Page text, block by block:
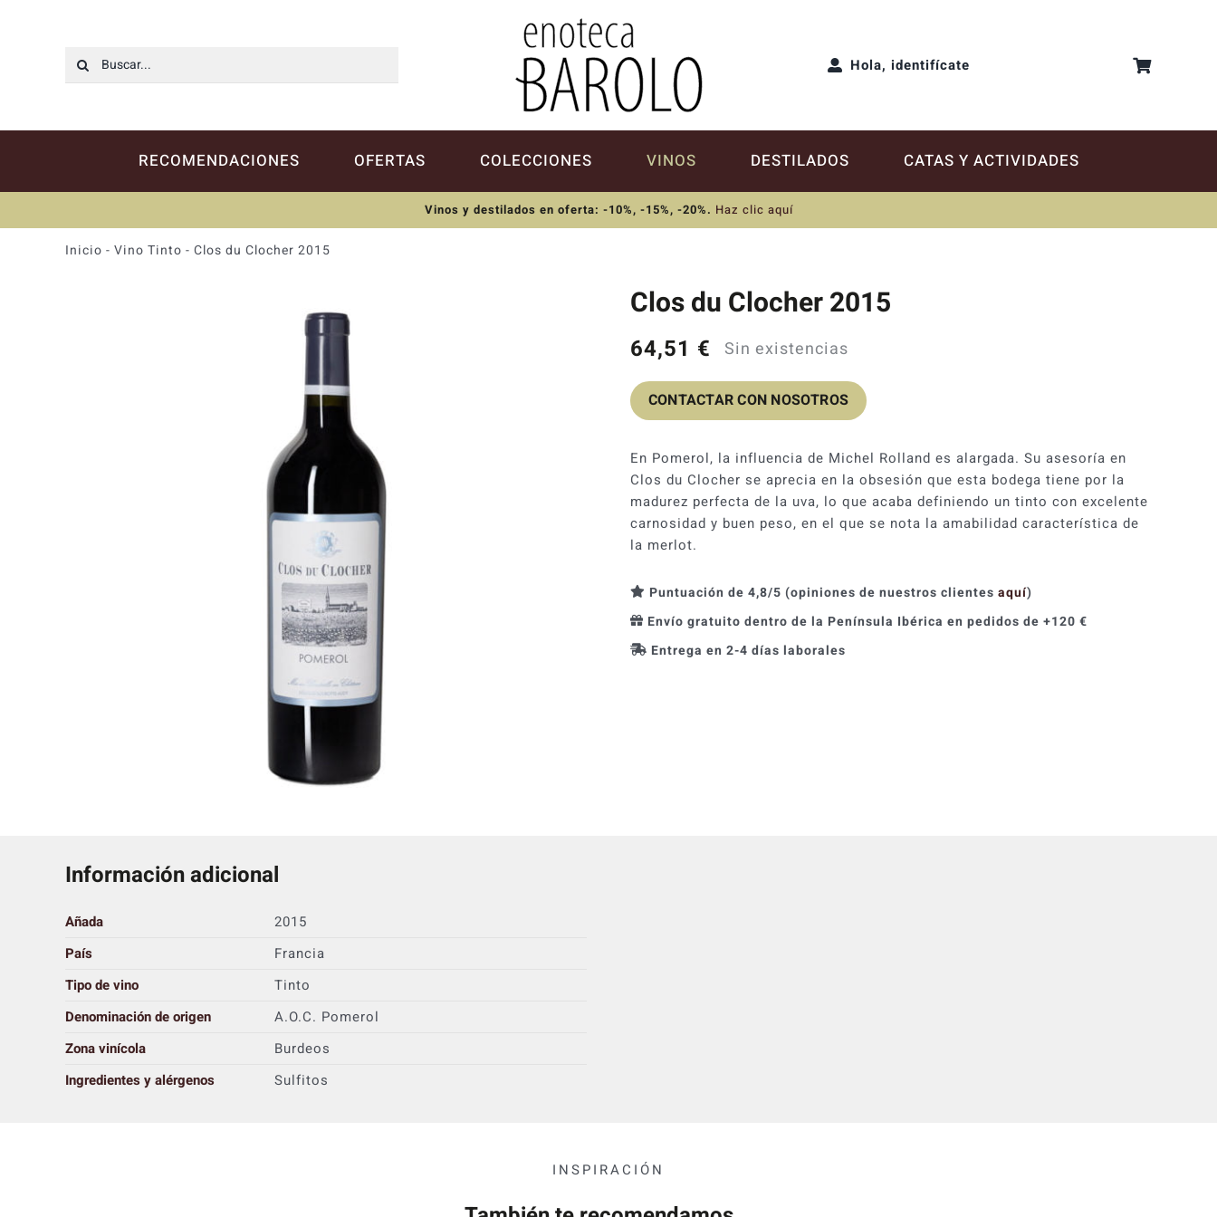
Buscar: Hola, identifícate
RECOMENDACIONES OFERTAS COLECCIONES VINOS DESTILADOS CATAS Y ACTIVIDADES
Vinos y destilados en oferta: -10%, -15%, -20%. Haz clic aquí
Inicio - Vino Tinto - Clos du Clocher 2015
Clos du Clocher 2015
64,51 € Sin existencias
CONTACTAR CON NOSOTROS
En Pomerol, la influencia de Michel Rolland es alargada. Su asesoría en
Clos du Clocher se aprecia en la obsesión que esta bodega tiene por la
madurez perfecta de la uva, lo que acaba definiendo un tinto con excelente
carnosidad y buen peso, en el que se nota la amabilidad característica de
la merlot.
Puntuación de 4,8/5 (opiniones de nuestros clientes aquí)
Envío gratuito dentro de la Península Ibérica en pedidos de +120 €
Entrega en 2-4 días laborales
Información adicional
Añada
2015
País
Francia
Tipo de vino
Tinto
Denominación de origen
A.O.C. Pomerol
Zona vinícola
Burdeos
Ingredientes y alérgenos
Sulfitos
INSPIRACIÓN